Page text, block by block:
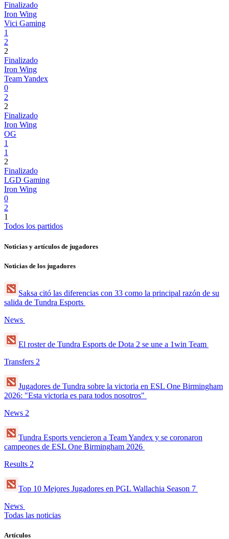
Finalizado
Iron Wing
Vici Gaming
1
2
2
Finalizado
Iron Wing
Team Yandex
0
2
2
Finalizado
Iron Wing
OG
1
1
2
Finalizado
LGD Gaming
Iron Wing
0
2
1
Todos los partidos
Noticias y artículos de jugadores
Noticias de los jugadores
Saksa citó las diferencias con 33 como la principal razón de su
salida de Tundra Esports
News
El roster de Tundra Esports de Dota 2 se une a 1win Team
Transfers 2
Jugadores de Tundra sobre la victoria en ESL One Birmingham
2026: "Esta victoria es para todos nosotros"
News 2
Tundra Esports vencieron a Team Yandex y se coronaron
campeones de ESL One Birmingham 2026
Results 2
Top 10 Mejores Jugadores en PGL Wallachia Season 7
News
Todas las noticias
Artículos